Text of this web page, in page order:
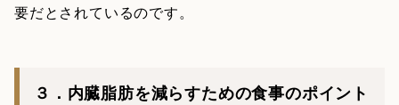
要だとされているのです。
３．内臓脂肪を減らすための食事のポイント